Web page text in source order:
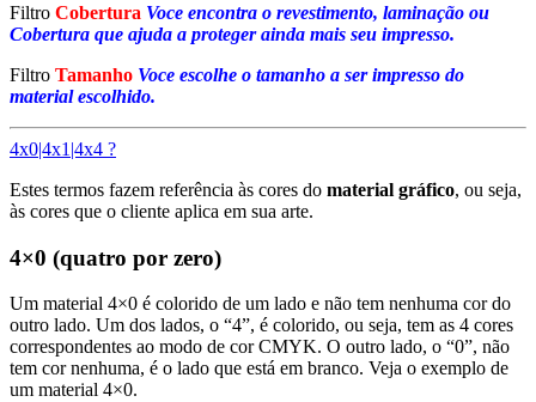
Filtro Cobertura Voce encontra o revestimento, laminação ou
Cobertura que ajuda a proteger ainda mais seu impresso.
Filtro Tamanho Voce escolhe o tamanho a ser impresso do
material escolhido.
4x0|4x1|4x4 ?
Estes termos fazem referência às cores do material gráfico, ou seja,
às cores que o cliente aplica em sua arte.
4×0 (quatro por zero)
Um material 4×0 é colorido de um lado e não tem nenhuma cor do
outro lado. Um dos lados, o “4”, é colorido, ou seja, tem as 4 cores
correspondentes ao modo de cor CMYK. O outro lado, o “0”, não
tem cor nenhuma, é o lado que está em branco. Veja o exemplo de
um material 4×0.